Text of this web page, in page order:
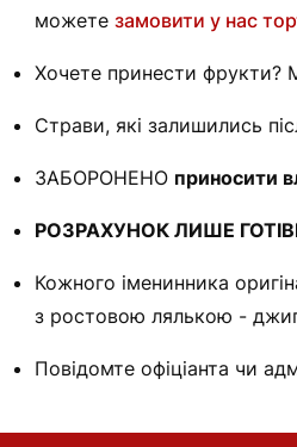
можете замовити у нас
Хочете принести фрукти?
Страви, які залишились
ЗАБОРОНЕНО приносити
РОЗРАХУНОК ЛИШЕ
Кожного іменинника
з ростовою лялькою -
Повідомте офіціанта чи